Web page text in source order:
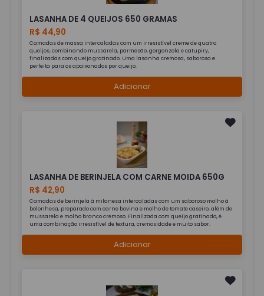
LASANHA DE 4 QUEIJOS 650 GRAMAS
R$ 44,90
Camadas de massa intercaladas com um irresistível creme de quatro
queijos, combinando mussarela, parmesão, gorgonzola e catupiry,
finalizadas com queijo gratinado. Uma lasanha cremosa, saborosa e
perfeita para os apaixonados por queijo.
Adicionar
LASANHA DE BERINJELA COM CARNE MOIDA 650G
R$ 42,90
Camadas de berinjela à milanesa intercaladas com um saboroso molho à
bolonhesa, preparado com carne bovina e molho de tomate caseiro, além de
mussarela e molho branco cremoso. Finalizada com queijo gratinado, é
uma combinação irresistível de textura, cremosidade e muito sabor.
Adicionar